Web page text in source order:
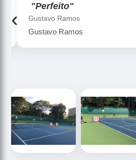
"Perfeito"
Ramos
Ramos
‹
‹